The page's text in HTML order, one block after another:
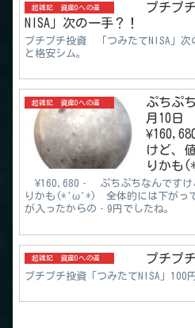
超雑記 資産0への道
プチプ
NISA」次の一手？！
プチプチ投資 「つみたてNISA」
と格安シム。
超雑記 資産0への道
ぷちぷ
月10日
けど、
りか
¥160,680‐ ぷちぷちなんですけ
りかも(*'ω'*) 全体的には下がって
が入ったからの‐9円でしたね。
超雑記 資産0への道 プチプ
プチプチ投資「つみたてNISA」100